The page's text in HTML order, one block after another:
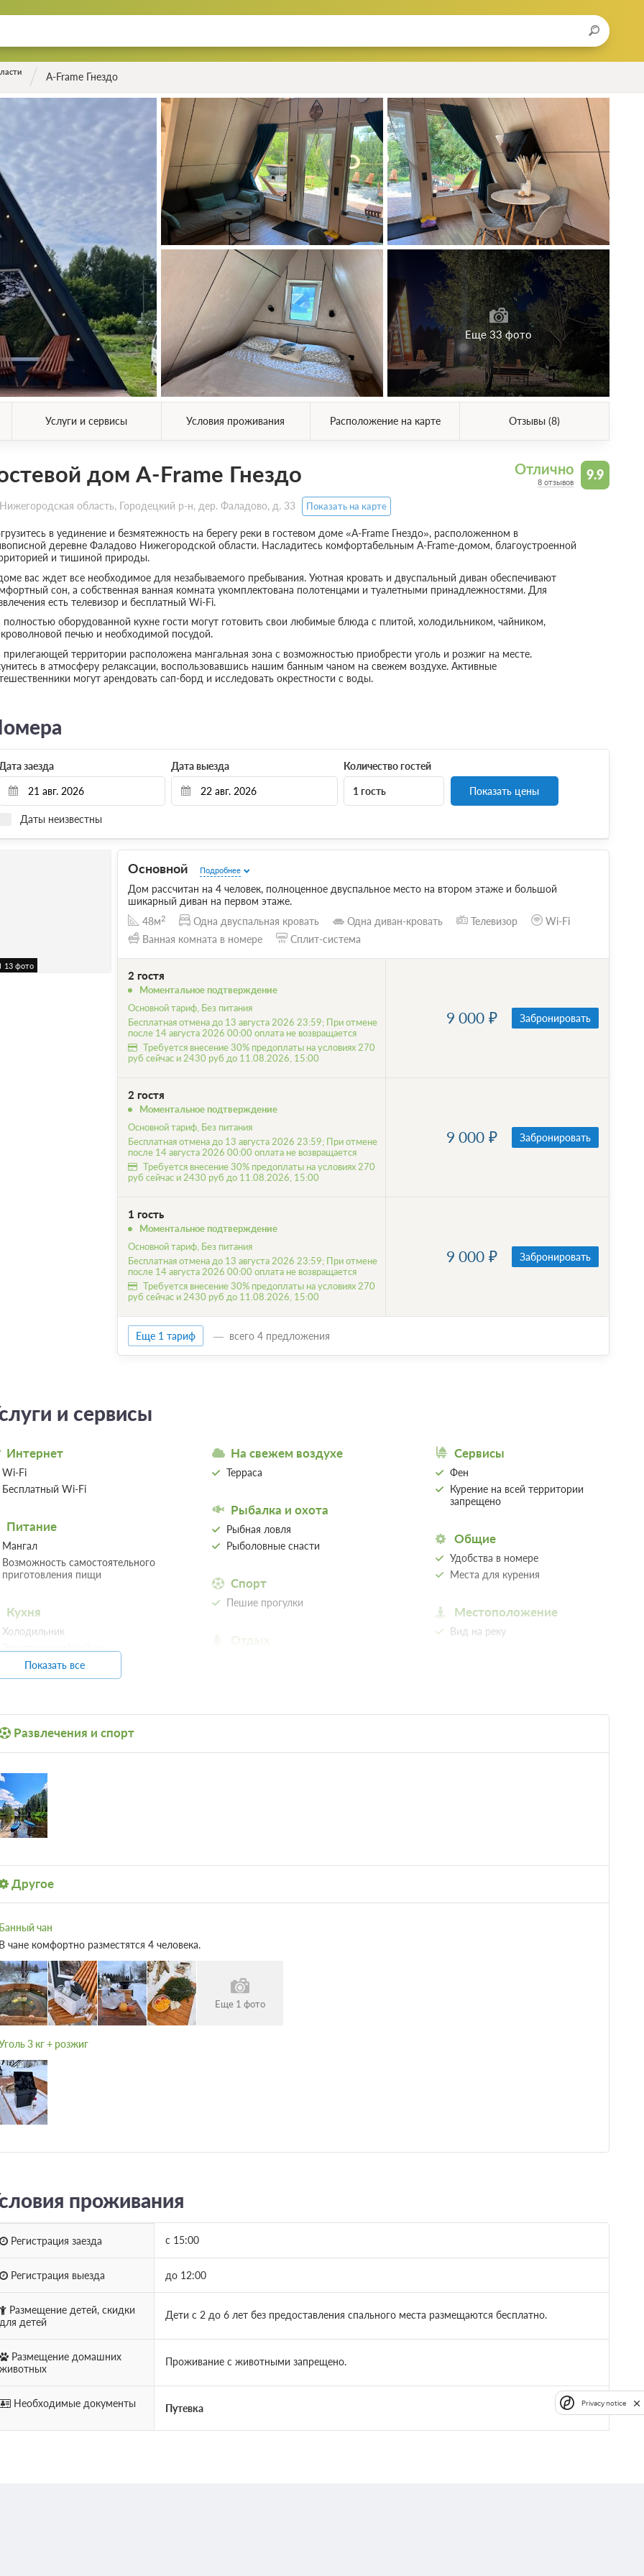
A-Frame Гнездо
Еще 33 фото
Услуги и сервисы Условия проживания Расположение на карте Отзывы (8)
9.9
Отлично
8 отзывов
дом A-Frame Гнездо
область, Городецкий р-н, дер. Фаладово, д. 33 Показать на карте
в уединение и безмятежность на берегу реки в гостевом доме «A-Frame Гнездо», расположенном в
деревне Фаладово Нижегородской области. Насладитесь комфортабельным A-Frame-домом, благоустроенной
и тишиной природы.
вас ждет все необходимое для незабываемого пребывания. Уютная кровать и двуспальный диван обеспечивают
сон, а собственная ванная комната укомплектована полотенцами и туалетными принадлежностями. Для
есть телевизор и бесплатный Wi-Fi.
оборудованной кухне гости могут готовить свои любимые блюда с плитой, холодильником, чайником,
печью и необходимой посудой.
территории расположена мангальная зона с возможностью приобрести уголь и розжиг на месте.
в атмосферу релаксации, воспользовавшись нашим банным чаном на свежем воздухе. Активные
могут арендовать сап-борд и исследовать окрестности с воды.
заезда Дата выезда
Даты неизвестны
Количество гостей
1 гость Показать цены
13 фото
Основной Подробнее
Дом рассчитан на 4 человек, полноценное двуспальное место на втором этаже и большой
шикарный диван на первом этаже.
48м2 Одна двуспальная кровать Одна диван-кровать Телевизор
Wi-Fi
Ванная комната в номере
Сплит-система
2 гостя
Моментальное подтверждение
Основной тариф, Без питания
Бесплатная отмена до 13 августа 2026 23:59; При отмене
после 14 августа 2026 00:00 оплата не возвращается
Требуется внесение 30% предоплаты на условиях 270
руб сейчас и 2430 руб до 11.08.2026, 15:00
9 000 Забронировать
2 гостя
Моментальное подтверждение
Основной тариф, Без питания
Бесплатная отмена до 13 августа 2026 23:59; При отмене
после 14 августа 2026 00:00 оплата не возвращается
Требуется внесение 30% предоплаты на условиях 270
руб сейчас и 2430 руб до 11.08.2026, 15:00
9 000 Забронировать
1 гость
Моментальное подтверждение
Основной тариф, Без питания
Бесплатная отмена до 13 августа 2026 23:59; При отмене
после 14 августа 2026 00:00 оплата не возвращается
Требуется внесение 30% предоплаты на условиях 270
руб сейчас и 2430 руб до 11.08.2026, 15:00
9 000 Забронировать
Еще 1 тариф всего 4 предложения
и сервисы
Интернет
Wi-Fi
Бесплатный Wi-Fi
Питание
Мангал
Возможность самостоятельного
приготовления пищи
Кухня
Холодильник
Набор посуды
Микроволновая печь
Обеденный стол
На свежем воздухе
Терраса
Рыбалка и охота
Рыбная ловля
Рыболовные снасти
Спорт
Пешие прогулки
Отдых
Сервисы
Фен
Курение на всей территории
запрещено
Общие
Удобства в номере
Места для курения
Местоположение
Вид на реку
Показать все
Развлечения и спорт
Другое
чан
чане комфортно разместятся 4 человека.
Еще 1 фото
3 кг + розжиг
проживания
Регистрация заезда с 15:00
Регистрация выезда до 12:00
Размещение детей, скидки
детей
Дети с 2 до 6 лет без предоставления спального места размещаются бесплатно.
Размещение домашних
Проживание с животными запрещено.
Необходимые документы Путевка Privacy notice